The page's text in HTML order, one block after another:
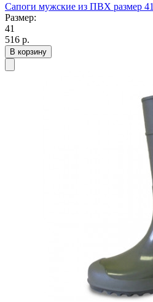
Сапоги мужские из ПВХ размер 41
Размер:
41
516 р.
В корзину